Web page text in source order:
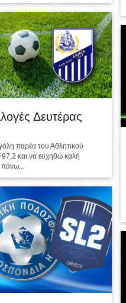
Δευτέρας
παρέα του Αθλητικού
και να ευχηθώ καλή
πάνω...